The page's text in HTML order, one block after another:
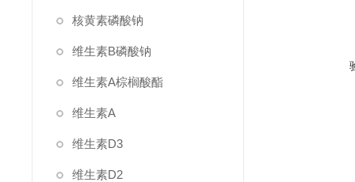
核黄素磷酸钠
维生素B磷酸钠
维生素A棕榈酸酯
维生素A
维生素D3
维生素D2